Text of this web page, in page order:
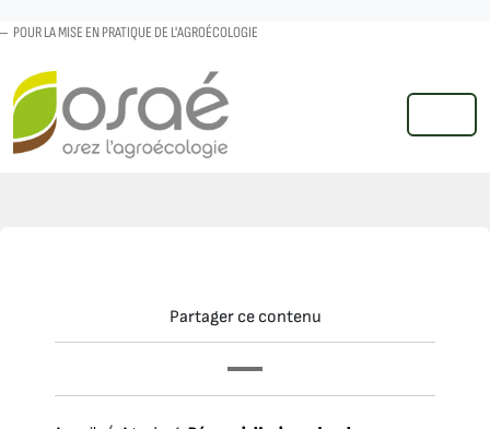
POUR LA MISE EN PRATIQUE DE L'AGROÉCOLOGIE
MENU
Partager ce contenu